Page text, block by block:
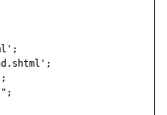
";